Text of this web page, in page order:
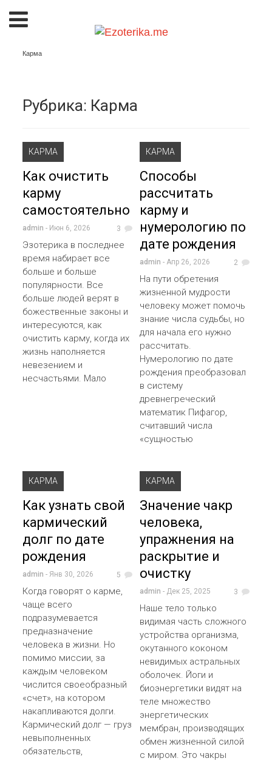
Карма
Рубрика: Карма
КАРМА
Как очистить
карму
самостоятельно
admin - Июн 6, 2026 3
Эзотерика в последнее
время набирает все
больше и больше
популярности. Все
больше людей верят в
божественные законы и
интересуются, как
очистить карму, когда их
жизнь наполняется
невезением и
несчастьями. Мало
КАРМА
Способы
рассчитать
карму и
нумерологию по
дате рождения
admin - Апр 26, 2026 2
На пути обретения
жизненной мудрости
человеку может помочь
знание числа судьбы, но
для начала его нужно
рассчитать.
Нумерологию по дате
рождения преобразовал
в систему
древнегреческий
математик Пифагор,
считавший числа
«сущностью
КАРМА
Как узнать свой
кармический
долг по дате
рождения
admin - Янв 30, 2026 5
Когда говорят о карме,
чаще всего
подразумевается
предназначение
человека в жизни. Но
помимо миссии, за
каждым человеком
числится своеобразный
«счет», на котором
накапливаются долги.
Кармический долг — груз
невыполненных
обязательств,
КАРМА
Значение чакр
человека,
упражнения на
раскрытие и
очистку
admin - Дек 25, 2025 3
Наше тело только
видимая часть сложного
устройства организма,
окутанного коконом
невидимых астральных
оболочек. Йоги и
биоэнергетики видят на
теле множество
энергетических
мембран, производящих
обмен жизненной силой
с миром. Это чакры